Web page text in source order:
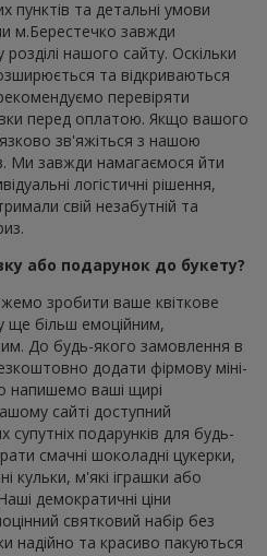
пунктів та детальні умови
м.Берестечко завжди
розділі нашого сайту. Оскільки
та відкриваються
перевіряти
перед оплатою. Якщо вашого
зв'яжіться з нашою
Ми завжди намагаємося йти
логістичні рішення,
свій незабутній та
або подарунок до букету?
зробити ваше квіткове
ще більш емоційним,
До будь-якого замовлення в
додати фірмову міні-
напишемо ваші щирі
сайті доступний
супутніх подарунків для будь-
смачні шоколадні цукерки,
кульки, м'які іграшки або
демократичні ціни
святковий набір без
надійно та красиво пакуються